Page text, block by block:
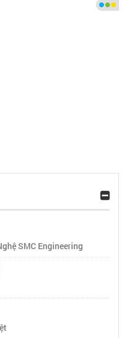
SMC Engineering